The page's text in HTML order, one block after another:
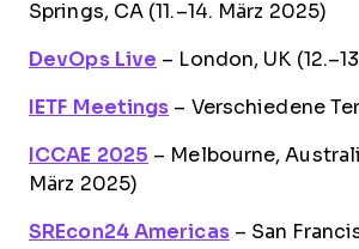
Springs, CA (11.–14. März 2025)
DevOps Live – London, UK
IETF Meetings – Verschiedene
ICCAE 2025 – Melbourne,
März 2025)
SREcon24 Americas– San